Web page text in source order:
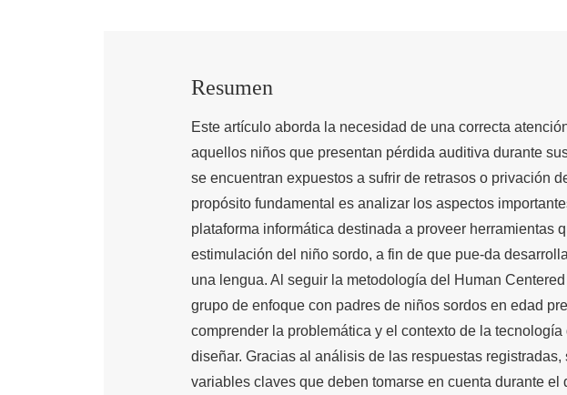
Resumen
Este artículo aborda la necesidad de una correcta
aquellos niños que presentan pérdida auditiva durante
se encuentran expuestos a sufrir de retrasos o privación
propósito fundamental es analizar los aspectos
plataforma informática destinada a proveer herramientas
estimulación del niño sordo, a fin de que pue-da
una lengua. Al seguir la metodología del Human
grupo de enfoque con padres de niños sordos en edad
comprender la problemática y el contexto de la
diseñar. Gracias al análisis de las respuestas
variables claves que deben tomarse en cuenta durante el